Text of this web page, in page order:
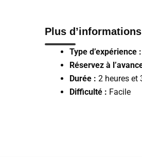
Plus d’informations
Type d’expérience :
Réservez à
Durée : 2 heures et
Difficulté : Facile